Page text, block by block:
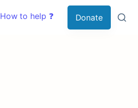
How to help ❓ Donate